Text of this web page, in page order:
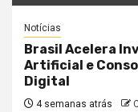
Notícias
Brasil Acelera
Artificial e
Digital
4 semanas atrás